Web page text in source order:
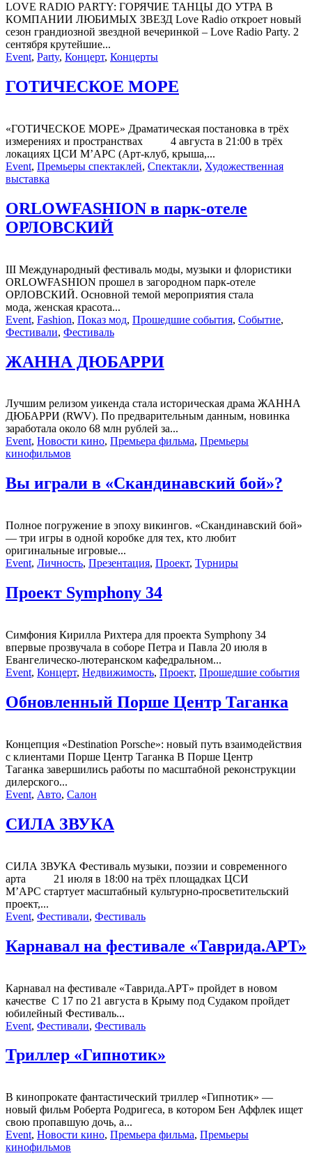
LOVE RADIO PARTY: ГОРЯЧИЕ ТАНЦЫ ДО УТРА В
КОМПАНИИ ЛЮБИМЫХ ЗВЕЗД Love Radio откроет новый
сезон грандиозной звездной вечеринкой – Love Radio Party. 2
сентября крутейшие...
Event, Party, Концерт, Концерты
ГОТИЧЕСКОЕ МОРЕ
«ГОТИЧЕСКОЕ МОРЕ» Драматическая постановка в трёх
измерениях и пространствах 4 августа в 21:00 в трёх
локациях ЦСИ М’АРС (Арт-клуб, крыша,...
Event, Премьеры спектаклей, Спектакли, Художественная
выставка
ORLOWFASHION в парк-отеле
ОРЛОВСКИЙ
III Международный фестиваль моды, музыки и флористики
ORLOWFASHION прошел в загородном парк-отеле
ОРЛОВСКИЙ. Основной темой мероприятия стала
мода, женская красота...
Event, Fashion, Показ мод, Прошедшие события, Событие,
Фестивали, Фестиваль
ЖАННА ДЮБАРРИ
Лучшим релизом уикенда стала историческая драма ЖАННА
ДЮБАРРИ (RWV). По предварительным данным, новинка
заработала около 68 млн рублей за...
Event, Новости кино, Премьера фильма, Премьеры
кинофильмов
Вы играли в «Скандинавский бой»?
Полное погружение в эпоху викингов. «Скандинавский бой»
— три игры в одной коробке для тех, кто любит
оригинальные игровые...
Event, Личность, Презентация, Проект, Турниры
Проект Symphony 34
Симфония Кирилла Рихтера для проекта Symphony 34
впервые прозвучала в соборе Петра и Павла 20 июля в
Евангелическо-лютеранском кафедральном...
Event, Концерт, Недвижимость, Проект, Прошедшие события
Обновленный Порше Центр Таганка
Концепция «Destination Porsche»: новый путь взаимодействия
с клиентами Порше Центр Таганка В Порше Центр
Таганка завершились работы по масштабной реконструкции
дилерского...
Event, Авто, Салон
СИЛА ЗВУКА
СИЛА ЗВУКА Фестиваль музыки, поэзии и современного
арта 21 июля в 18:00 на трёх площадках ЦСИ
М’АРС стартует масштабный культурно-просветительский
проект,...
Event, Фестивали, Фестиваль
Карнавал на фестивале «Таврида.АРТ»
Карнавал на фестивале «Таврида.АРТ» пройдет в новом
качестве С 17 по 21 августа в Крыму под Судаком пройдет
юбилейный Фестиваль...
Event, Фестивали, Фестиваль
Триллер «Гипнотик»
В кинопрокате фантастический триллер «Гипнотик» —
новый фильм Роберта Родригеса, в котором Бен Аффлек ищет
свою пропавшую дочь, а...
Event, Новости кино, Премьера фильма, Премьеры
кинофильмов